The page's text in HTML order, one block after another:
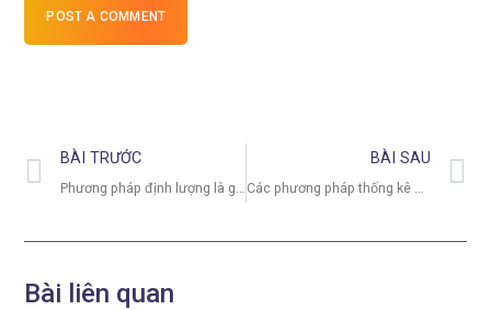
POST A COMMENT
BÀI TRƯỚC BÀI SAU
Bài liên quan